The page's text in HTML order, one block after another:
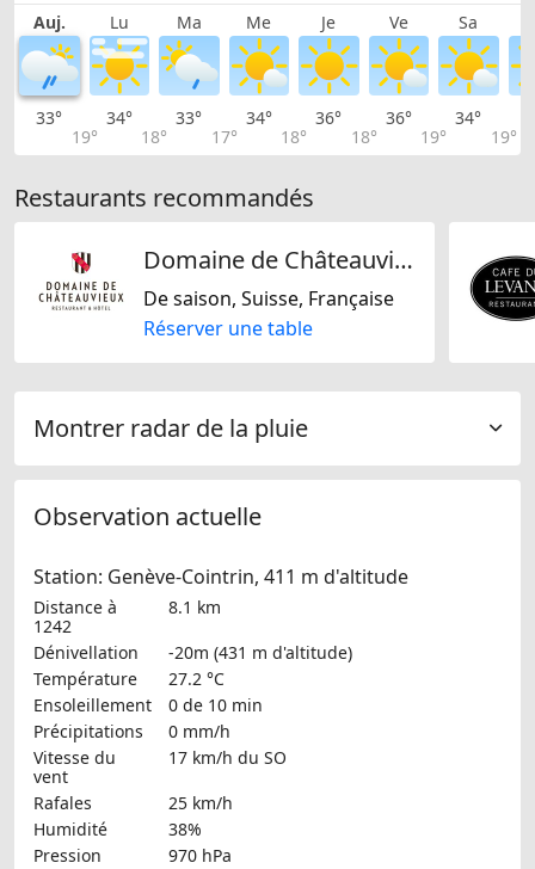
Auj. Lu Ma Me Je Ve Sa
33°
19°
34°
18°
33°
17°
34°
18°
36°
18°
36°
19°
34°
19°
Restaurants recommandés
Domaine de Châteauvieux
De saison, Suisse, Française
Réserver une table
Montrer radar de la pluie
Observation actuelle
Station: Genève-Cointrin, 411 m d'altitude
Distance à
1242
8.1 km
Dénivellation
-20m (431 m d'altitude)
Température
27.2 °C
Ensoleillement
0 de 10 min
Précipitations
0 mm/h
Vitesse du
vent
17 km/h du SO
Rafales
25 km/h
Humidité
38%
Pression
970 hPa